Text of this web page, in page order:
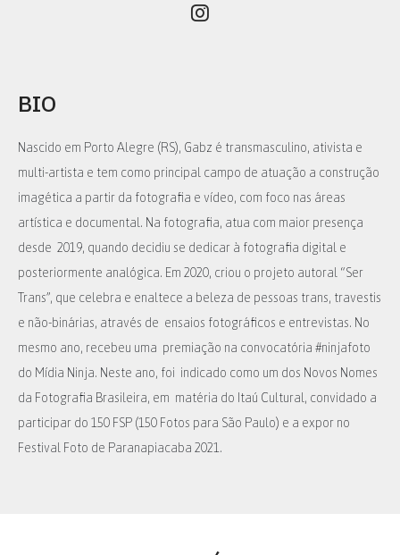
BIO
Nascido em Porto Alegre (RS), Gabz é transmasculino, ativista e
multi-artista e tem como principal campo de atuação a construção
imagética a partir da fotografia e vídeo, com foco nas áreas
artística e documental. Na fotografia, atua com maior presença
desde 2019, quando decidiu se dedicar à fotografia digital e
posteriormente analógica. Em 2020, criou o projeto autoral “Ser
Trans”, que celebra e enaltece a beleza de pessoas trans, travestis
e não-binárias, através de ensaios fotográficos e entrevistas. No
mesmo ano, recebeu uma premiação na convocatória #ninjafoto
do Mídia Ninja. Neste ano, foi indicado como um dos Novos Nomes
da Fotografia Brasileira, em matéria do Itaú Cultural, convidado a
participar do 150 FSP (150 Fotos para São Paulo) e a expor no
Festival Foto de Paranapiacaba 2021 .